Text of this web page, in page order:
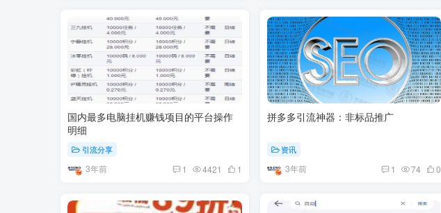
国内最多电脑挂机赚钱项目的平台操作
明细
引流分享
3年前 1 4421 1
拼多多引流神器：非标品推广
资讯
3年前 1 74 0